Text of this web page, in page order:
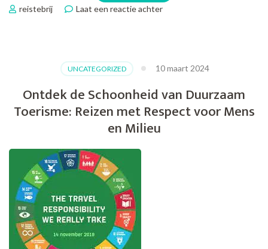
reistebrij Laat een reactie achterop
in
UNCATEGORIZED 10 maart 2024
Ontdek de Schoonheid van Duurzaam
Toerisme: Reizen met Respect voor Mens
en Milieu